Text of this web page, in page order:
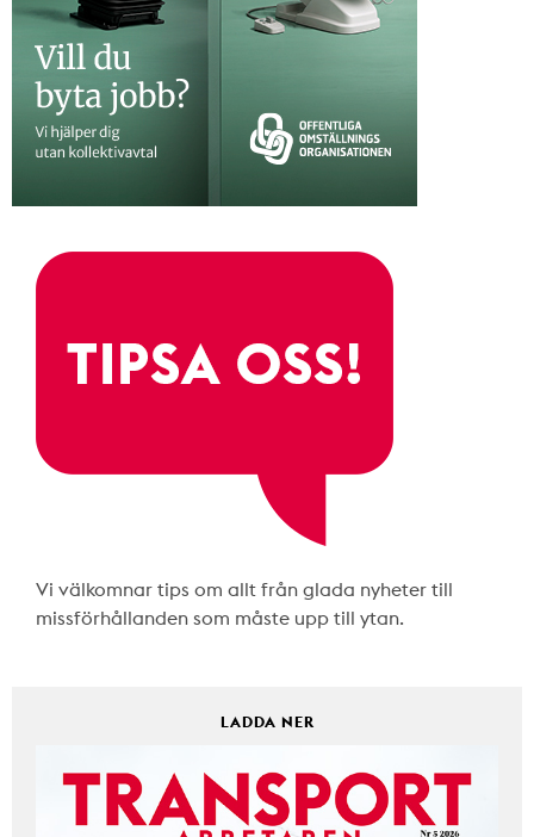
Vi välkomnar tips om allt från glada nyheter till
missförhållanden som måste upp till ytan.
LADDA NER